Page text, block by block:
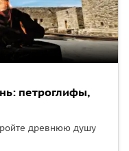
петроглифы,
древнюю душу